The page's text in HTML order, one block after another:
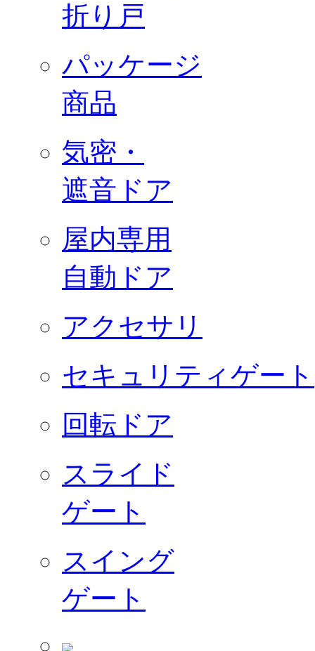
折り戸
パッケージ
商品
気密・
遮音ドア
屋内専用
自動ドア
アクセサリ
セキュリティゲート
回転ドア
スライド
ゲート
スイング
ゲート